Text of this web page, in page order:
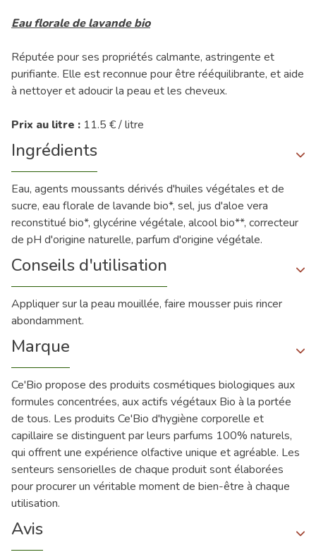
Eau florale de lavande bio
Réputée pour ses propriétés calmante, astringente et
purifiante. Elle est reconnue pour être rééquilibrante, et aide
à nettoyer et adoucir la peau et les cheveux.
Prix au litre : 11.5 € / litre
Ingrédients
Eau, agents moussants dérivés d'huiles végétales et de
sucre, eau florale de lavande bio*, sel, jus d'aloe vera
reconstitué bio*, glycérine végétale, alcool bio**, correcteur
de pH d'origine naturelle, parfum d'origine végétale.
Conseils d'utilisation
Appliquer sur la peau mouillée, faire mousser puis rincer
abondamment.
Marque
Ce'Bio propose des produits cosmétiques biologiques aux
formules concentrées, aux actifs végétaux Bio à la portée
de tous. Les produits Ce'Bio d'hygiène corporelle et
capillaire se distinguent par leurs parfums 100% naturels,
qui offrent une expérience olfactive unique et agréable. Les
senteurs sensorielles de chaque produit sont élaborées
pour procurer un véritable moment de bien-être à chaque
utilisation.
Avis